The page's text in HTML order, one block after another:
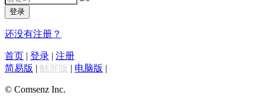
登录
还没有注册？
首页 | 登录 | 注册
简易版 | 触屏版 | 电脑版 |
© Comsenz Inc.